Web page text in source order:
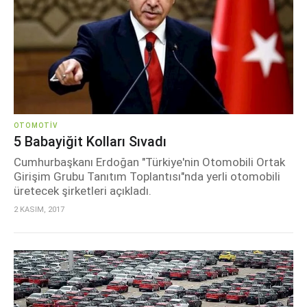
OTOMOTIV
5 Babayiğit Kolları Sıvadı
Cumhurbaşkanı Erdoğan "Türkiye'nin Otomobili Ortak
Girişim Grubu Tanıtım Toplantısı"nda yerli otomobili
üretecek şirketleri açıkladı.
2 KASIM, 2017